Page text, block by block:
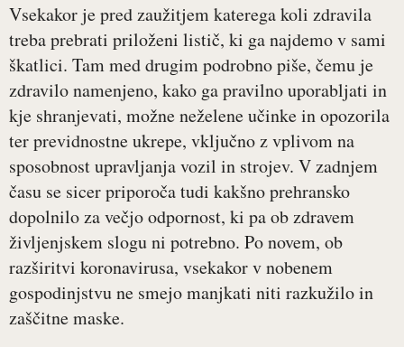
Vsekakor je pred zaužitjem katerega koli zdravila
treba prebrati priloženi listič, ki ga najdemo v sami
škatlici. Tam med drugim podrobno piše, čemu je
zdravilo namenjeno, kako ga pravilno uporabljati in
kje shranjevati, možne neželene učinke in opozorila
ter previdnostne ukrepe, vključno z vplivom na
sposobnost upravljanja vozil in strojev. V zadnjem
času se sicer priporoča tudi kakšno prehransko
dopolnilo za večjo odpornost, ki pa ob zdravem
življenjskem slogu ni potrebno. Po novem, ob
razširitvi koronavirusa, vsekakor v nobenem
gospodinjstvu ne smejo manjkati niti razkužilo in
zaščitne maske.